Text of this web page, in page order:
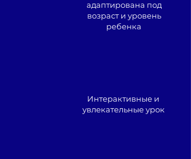
адаптирована под
возраст и уровень
ребенка
Интерактивные и
увлекательные урок